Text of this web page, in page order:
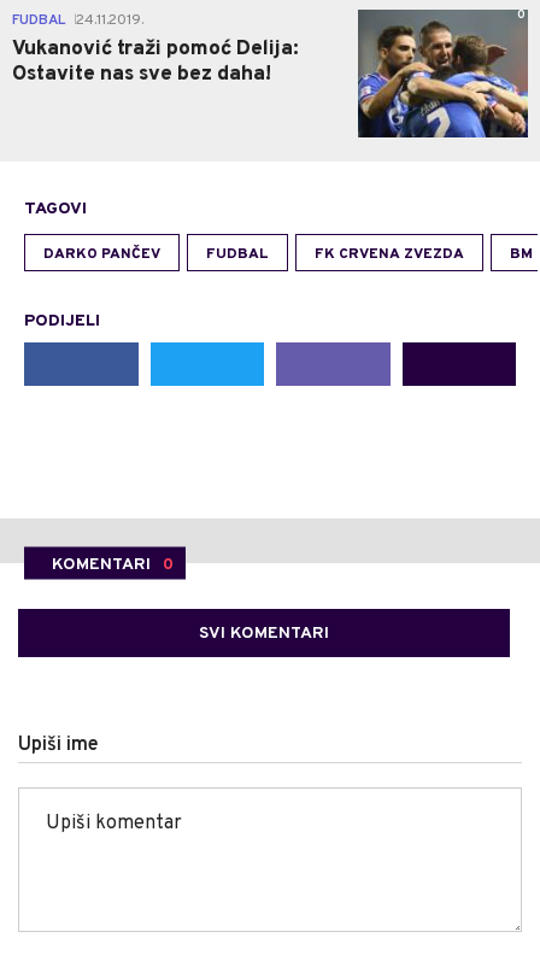
FUDBAL 24.11.2019.
Vukanović traži pomoć Delija:
Ostavite nas sve bez daha!
0
TAGOVI
DARKO PANČEV FUDBAL FK CRVENA ZVEZDA BM
PODIJELI
KOMENTARI 0
SVI KOMENTARI
Upiši ime